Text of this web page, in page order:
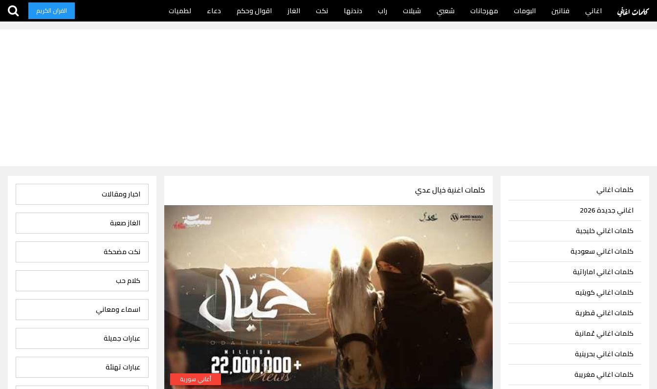
كلمات اغاني اغاني فنانين البومات مهرجانات شعبي شيلات راب دندنها نكت الغاز اقوال وحكم دعاء لطميات القران الكريم
كلمات اغاني
اغاني جديدة 2026
كلمات اغاني خليجية
كلمات اغاني سعودية
كلمات اغاني اماراتية
كلمات اغاني كويتيه
كلمات اغاني قطرية
كلمات اغاني عُمانية
كلمات اغاني بحرينية
كلمات اغاني مغريبة
كلمات اغنية خيال عدي
أغاني سورية
اخبار ومقالات
الغاز صعبة
نكت مضحكة
كلام حب
اسماء ومعاني
عبارات جميلة
عبارات تهنئة